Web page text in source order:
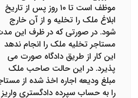
موظف است تا ۱۰ روز پس از تاریخ
ابلاغ ملک را تخلیه و از آن خارج
شود. در صورتی که در ظرف این
مستاجر تخلیه ملک را انجام ندهد
این کار از طریق دادگاه صورت می
پذیرد. در این حالت صاحب ملک
مبلغ ودیعه اجاره اخذ شده از
را به حساب سپرده دادگستری واریز